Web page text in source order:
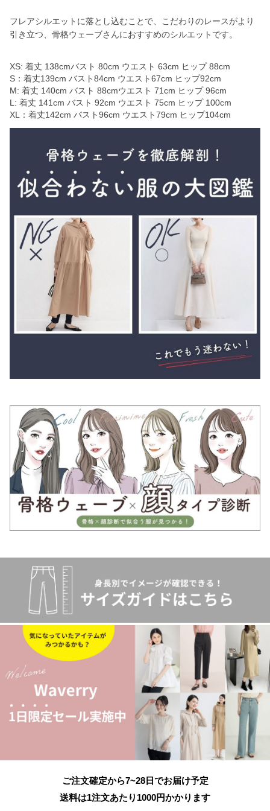
フレアシルエットに落とし込むことで、こだわりのレースがより
引き立つ、骨格ウェーブさんにおすすめのシルエットです。
XS: 着丈 138cmバスト 80cm ウエスト 63cm ヒップ 88cm
S：着丈139cm バスト84cm ウエスト67cm ヒップ92cm
M: 着丈 140cm バスト 88cmウエスト 71cm ヒップ 96cm
L: 着丈 141cm バスト 92cm ウエスト 75cm ヒップ 100cm
ご注文確定から7~28日でお届け予定
送料は1注文あたり 1000円かかります